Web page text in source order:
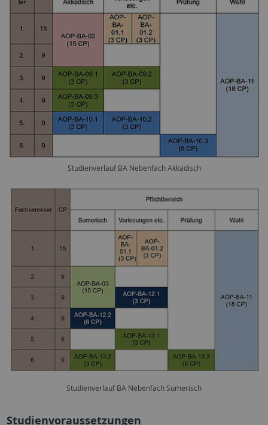
Studienverlauf BA Nebenfach Akkadisch
Studienverlauf BA Nebenfach Sumerisch
Studienvoraussetzungen